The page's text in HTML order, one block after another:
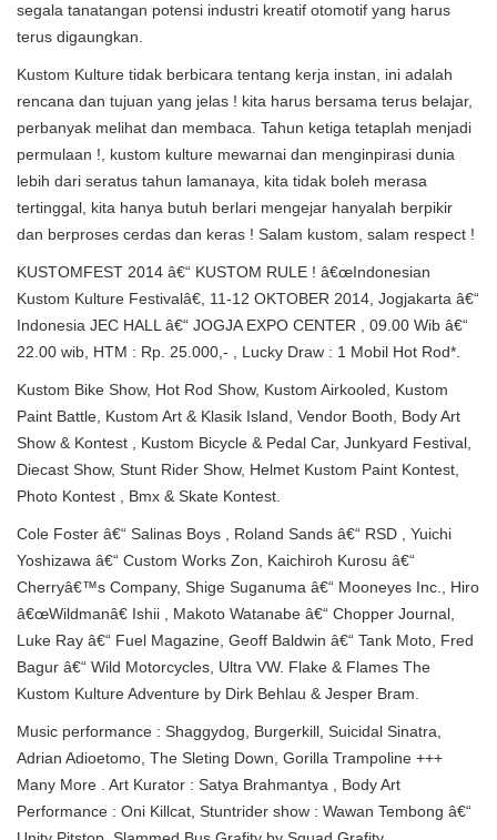
segala tanatangan potensi industri kreatif otomotif yang harus
terus digaungkan.
Kustom Kulture tidak berbicara tentang kerja instan, ini adalah
rencana dan tujuan yang jelas ! kita harus bersama terus belajar,
perbanyak melihat dan membaca. Tahun ketiga tetaplah menjadi
permulaan !, kustom kulture mewarnai dan menginpirasi dunia
lebih dari seratus tahun lamanaya, kita tidak boleh merasa
tertinggal, kita hanya butuh berlari mengejar hanyalah berpikir
dan berproses cerdas dan keras ! Salam kustom, salam respect !
KUSTOMFEST 2014 â€“ KUSTOM RULE ! â€œIndonesian
Kustom Kulture Festivalâ€, 11-12 OKTOBER 2014, Jogjakarta â€“
Indonesia JEC HALL â€“ JOGJA EXPO CENTER , 09.00 Wib â€“
22.00 wib, HTM : Rp. 25.000,- , Lucky Draw : 1 Mobil Hot Rod*.
Kustom Bike Show, Hot Rod Show, Kustom Airkooled, Kustom
Paint Battle, Kustom Art & Klasik Island, Vendor Booth, Body Art
Show & Kontest , Kustom Bicycle & Pedal Car, Junkyard Festival,
Diecast Show, Stunt Rider Show, Helmet Kustom Paint Kontest,
Photo Kontest , Bmx & Skate Kontest.
Cole Foster â€“ Salinas Boys , Roland Sands â€“ RSD , Yuichi
Yoshizawa â€“ Custom Works Zon, Kaichiroh Kurosu â€“
Cherryâ€™s Company, Shige Suganuma â€“ Mooneyes Inc., Hiro
â€œWildmanâ€ Ishii , Makoto Watanabe â€“ Chopper Journal,
Luke Ray â€“ Fuel Magazine, Geoff Baldwin â€“ Tank Moto, Fred
Bagur â€“ Wild Motorcycles, Ultra VW. Flake & Flames The
Kustom Kulture Adventure by Dirk Behlau & Jesper Bram.
Music performance : Shaggydog, Burgerkill, Suicidal Sinatra,
Adrian Adioetomo, The Sleting Down, Gorilla Trampoline +++
Many More . Art Kurator : Satya Brahmantya , Body Art
Performance : Oni Killcat, Stuntrider show : Wawan Tembong â€“